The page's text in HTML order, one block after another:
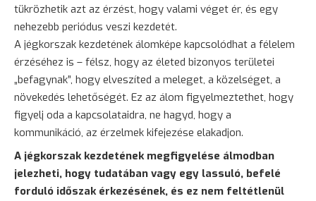
tükrözhetik azt az érzést, hogy valami véget ér, és egy
nehezebb periódus veszi kezdetét.
A jégkorszak kezdetének álomképe kapcsolódhat a félelem
érzéséhez is – félsz, hogy az életed bizonyos területei
„befagynak”, hogy elveszíted a meleget, a közelséget, a
növekedés lehetőségét. Ez az álom figyelmeztethet, hogy
figyelj oda a kapcsolataidra, ne hagyd, hogy a
kommunikáció, az érzelmek kifejezése elakadjon.
A jégkorszak kezdetének megfigyelése álmodban
jelezheti, hogy tudatában vagy egy lassuló, befelé
forduló időszak érkezésének, és ez nem feltétlenül